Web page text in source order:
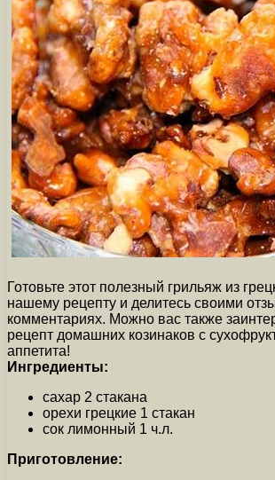
Готовьте этот полезный грильяж из
нашему рецепту и делитесь своими
комментариях. Можно вас также
рецепт домашних козинаков с
аппетита!
Ингредиенты:
сахар 2 стакана
орехи грецкие 1 стакан
сок лимонный 1 ч.л.
Приготовление: